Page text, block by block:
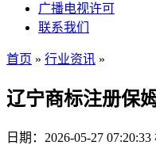
广播电视许可
联系我们
首页 » 行业资讯 »
辽宁商标注册保
日期：2026-05-27 07:20:33